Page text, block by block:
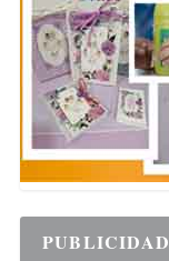
PUBLICIDAD